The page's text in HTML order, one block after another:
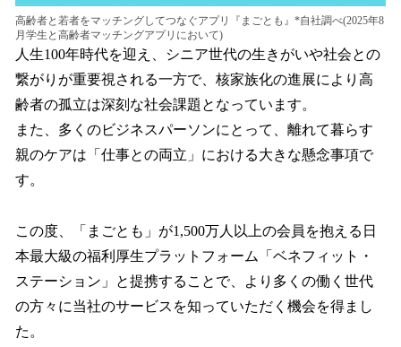
高齢者と若者をマッチングしてつなぐアプリ『まごとも』*自社調べ(2025年8
月学生と高齢者マッチングアプリにおいて)
人生100年時代を迎え、シニア世代の生きがいや社会との
繋がりが重要視される一方で、核家族化の進展により高
齢者の孤立は深刻な社会課題となっています。
また、多くのビジネスパーソンにとって、離れて暮らす
親のケアは「仕事との両立」における大きな懸念事項で
す。
この度、「まごとも」が1,500万人以上の会員を抱える日
本最大級の福利厚生プラットフォーム「ベネフィット・
ステーション」と提携することで、より多くの働く世代
の方々に当社のサービスを知っていただく機会を得まし
た。